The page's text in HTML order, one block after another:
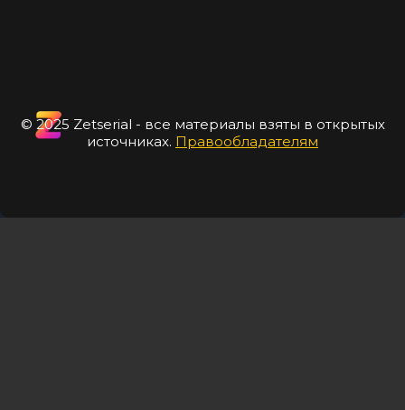
© 2025 Zetserial - все материалы взяты в открытых
источниках. Правообладателям